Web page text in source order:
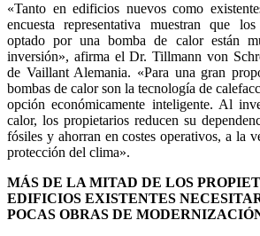
«Tanto en edificios nuevos como
encuesta representativa muestran que
optado por una bomba de calor están
inversión», afirma el Dr. Tillmann von
de Vaillant Alemania. «Para una gran
bombas de calor son la tecnología de
opción económicamente inteligente. Al
calor, los propietarios reducen su
fósiles y ahorran en costes operativos, a la
protección del clima».
MÁS DE LA MITAD DE LOS
EDIFICIOS EXISTENTES
POCAS OBRAS DE